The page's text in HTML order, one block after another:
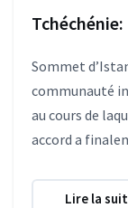
Tchéchénie:
Sommet
communauté
au cours de
accord a
Lire la